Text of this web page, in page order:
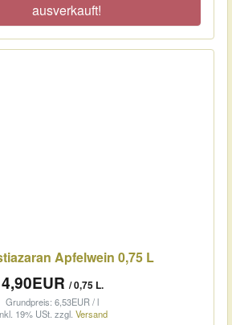
ausverkauft!
Apfelwein 0,75 L
4,90EUR / 0,75 L.
Grundpreis: 6,53EUR / l
19% USt. zzgl. Versand